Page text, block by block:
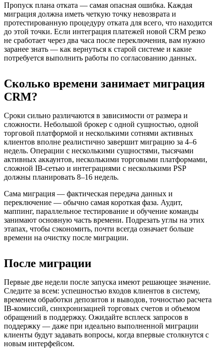
Пропуск плана отката — самая опасная ошибка. Каждая
миграция должна иметь четкую точку невозврата и
протестированную процедуру отката для всего, что находится
до этой точки. Если интеграция платежей новой CRM резко
не сработает через два часа после переключения, вам нужно
заранее знать — как вернуться к старой системе и какие
потребуется выполнить работы по согласованию данных.
Сколько времени занимает миграция
CRM?
Сроки сильно различаются в зависимости от размера и
сложности. Небольшой брокер с одной сущностью, одной
торговой платформой и несколькими сотнями активных
клиентов вполне реалистично завершит миграцию за 4–6
недель. Операции с несколькими сущностями, тысячами
активных аккаунтов, несколькими торговыми платформами,
сложной IB-сетью и интеграциями с несколькими PSP
должны планировать 8–16 недель.
Сама миграция — фактическая передача данных и
переключение — обычно самая короткая фаза. Аудит,
маппинг, параллельное тестирование и обучение команды
занимают основную часть времени. Подрезать углы на этих
этапах, чтобы сэкономить, почти всегда означает больше
времени на очистку после миграции.
После миграции
Первые две недели после запуска имеют решающее значение.
Следите за всем: успешностью входов клиентов в систему,
временем обработки депозитов и выводов, точностью расчета
IB-комиссий, синхронизацией торговых счетов и объемом
обращений в поддержку. Ожидайте всплеск запросов в
поддержку — даже при идеально выполненной миграции
клиенты будут задавать вопросы, когда впервые столкнутся с
новым интерфейсом.